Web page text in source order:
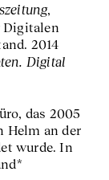
,
Digitalen
2014
Digital
das 2005
Helm an der
wurde. In